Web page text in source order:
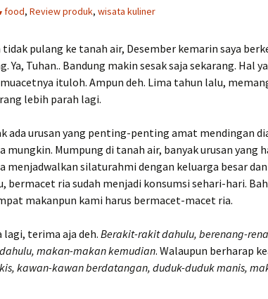
food, Review produk, wisata kuliner
pulang ke tanah air, Desember kemarin saya
Ya, Tuhan.. Bandung makin sesak saja sekarang. Hal
ituloh. Ampun deh. Lima tahun lalu,
lebih parah lagi.
ada urusan yang penting-penting amat mendingan
mungkin. Mumpung di tanah air, banyak urusan yang
menjadwalkan silaturahmi dengan keluarga besar
bermacet ria sudah menjadi konsumsi sehari-hari.
makanpun kami harus bermacet-macet ria.
lagi, terima aja deh. Berakit-rakit dahulu, berenang-
makan-makan kemudian. Walaupun berharap
kawan-kawan berdatangan, duduk-duduk manis,